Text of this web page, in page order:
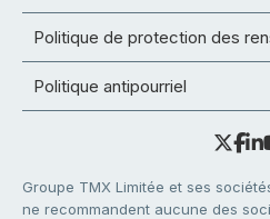
Politique de protection des
Politique antipourriel
Groupe TMX Limitée et ses
ne recommandent aucune des